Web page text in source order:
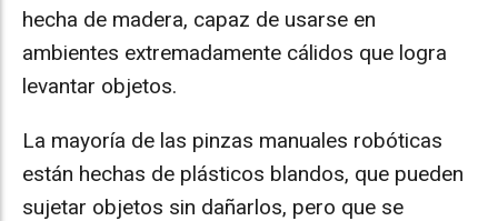
hecha de madera, capaz de usarse en
ambientes extremadamente cálidos que logra
levantar objetos.
La mayoría de las pinzas manuales robóticas
están hechas de plásticos blandos, que pueden
sujetar objetos sin dañarlos, pero que se